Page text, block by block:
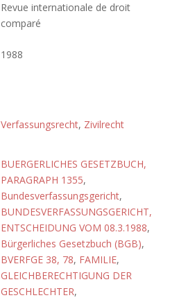
Revue internationale de droit
comparé
1988
Verfassungsrecht, Zivilrecht
BUERGERLICHES GESETZBUCH,
PARAGRAPH 1355,
Bundesverfassungsgericht,
BUNDESVERFASSUNGSGERICHT,
ENTSCHEIDUNG VOM 08.3.1988,
Bürgerliches Gesetzbuch (BGB),
BVERFGE 38, 78, FAMILIE,
GLEICHBERECHTIGUNG DER
GESCHLECHTER,